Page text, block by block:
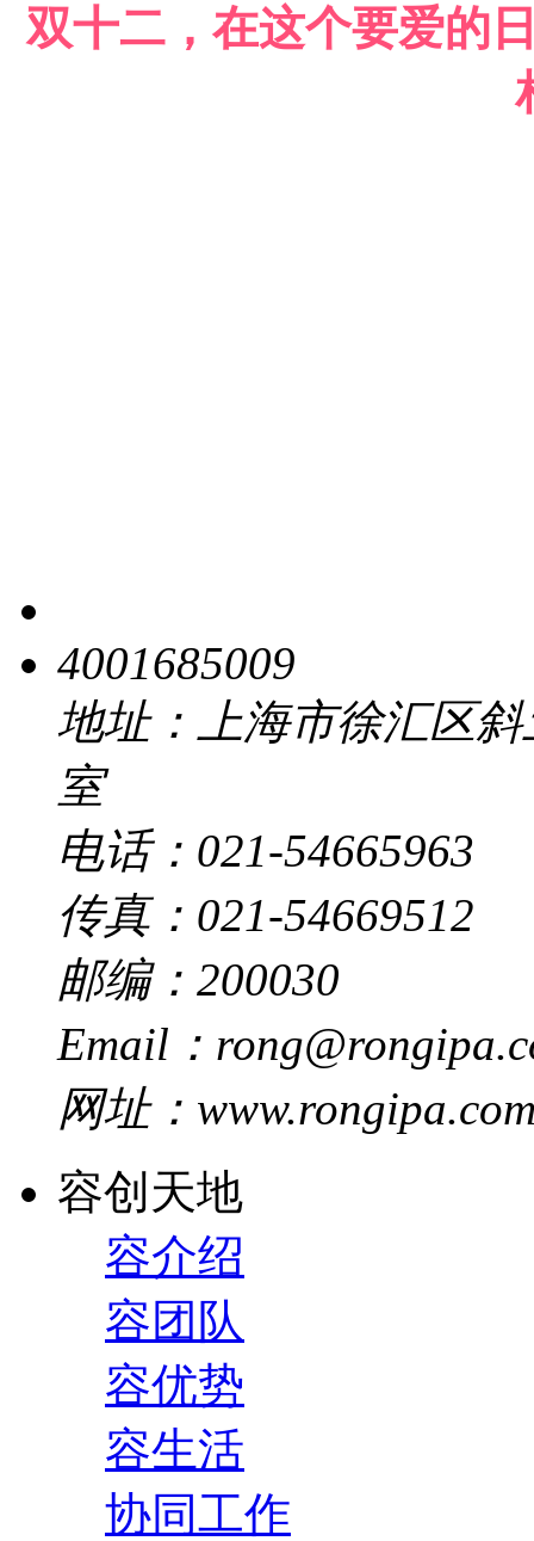
双十二，在这个要爱的
4001685009
地址：上海市徐汇区斜
室
电话：021-54665963
传真：021-54669512
邮编：200030
Email：
网址：
容创天地
容介绍
容团队
容优势
容生活
协同工作